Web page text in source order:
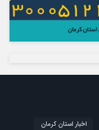
اخبار استان کرمان